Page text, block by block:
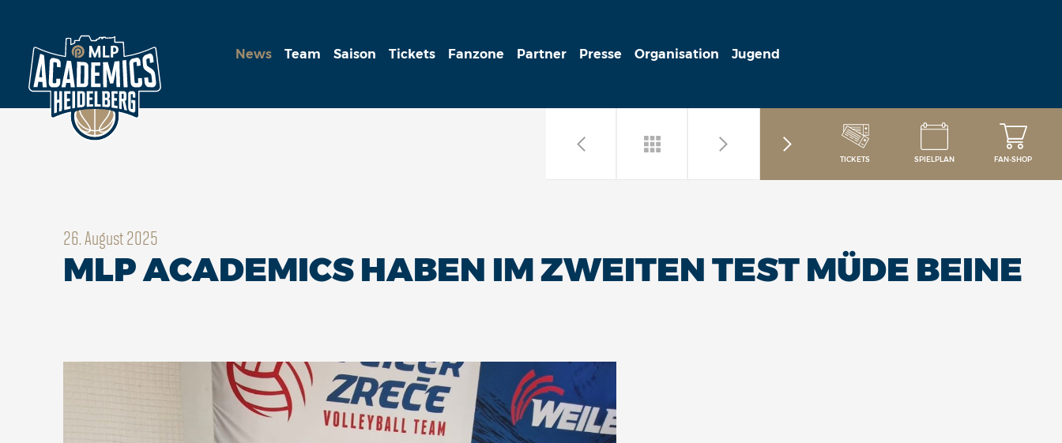
News Team Saison Tickets Fanzone Partner Presse Organisation Jugend
TICKETS SPIELPLAN FAN-SHOP
26. August 2025
MLP ACADEMICS HABEN IM ZWEITEN TEST MÜDE BEINE